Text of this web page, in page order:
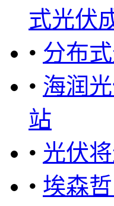
式光伏
• 分布
• 海润
站
• 光伏
• 埃森